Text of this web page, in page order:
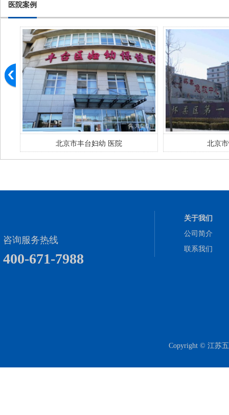
医院案例
北京市丰台妇幼 医院 北京
咨询服务热线
400-671-7988
关于我们
公司简介
联系我们
Copyright © 江苏